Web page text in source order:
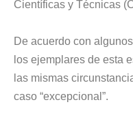
Científicas y Técnicas
De acuerdo con
los ejemplares de esta
las mismas
caso “excepcional”.